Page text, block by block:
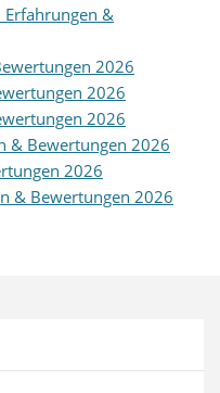
Erfahrungen &
2026
2026
2026
& Bewertungen 2026
2026
& Bewertungen 2026